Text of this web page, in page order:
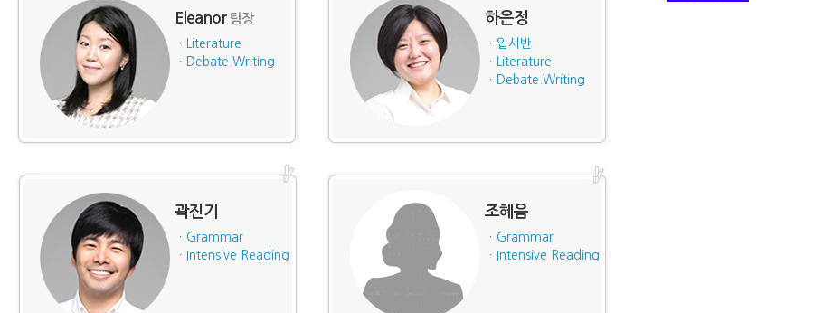
Eleanor 팀장
ㆍLiterature
ㆍDebate.Writing
하은정
ㆍ입시반
ㆍLiterature
ㆍDebate.Writing
곽진기
ㆍGrammar
ㆍIntensive Reading
조혜음
ㆍGrammar
ㆍIntensive Reading